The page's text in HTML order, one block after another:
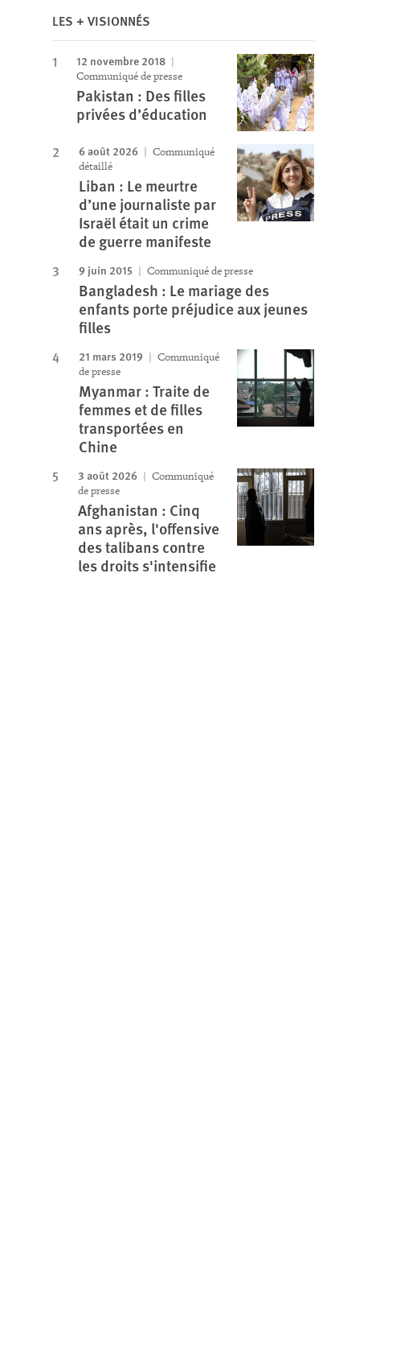
LES + VISIONNÉS
12 novembre 2018
Communiqué de presse
Pakistan : Des filles
privées d’éducation
6 août 2026
Communiqué
détaillé
Liban : Le meurtre
d’une journaliste par
Israël était un crime
de guerre manifeste
9 juin 2015 Communiqué de presse
Bangladesh : Le mariage des
enfants porte préjudice aux jeunes
filles
21 mars 2019
Communiqué
de presse
Myanmar : Traite de
femmes et de filles
transportées en
Chine
3 août 2026
Communiqué
de presse
Afghanistan : Cinq
ans après, l'offensive
des talibans contre
les droits s'intensifie